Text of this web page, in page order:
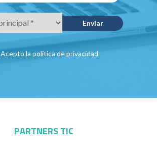
Acepto la política de privacidad
PARTNERS TIC